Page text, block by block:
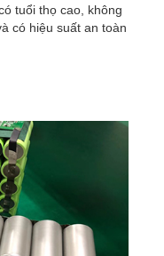
tuổi thọ cao, không
có hiệu suất an toàn